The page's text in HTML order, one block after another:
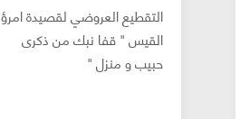
التقطيع العروضي لقصيدة امرؤ
القيس " قفا نبك من ذكرى
حبيب و منزل "